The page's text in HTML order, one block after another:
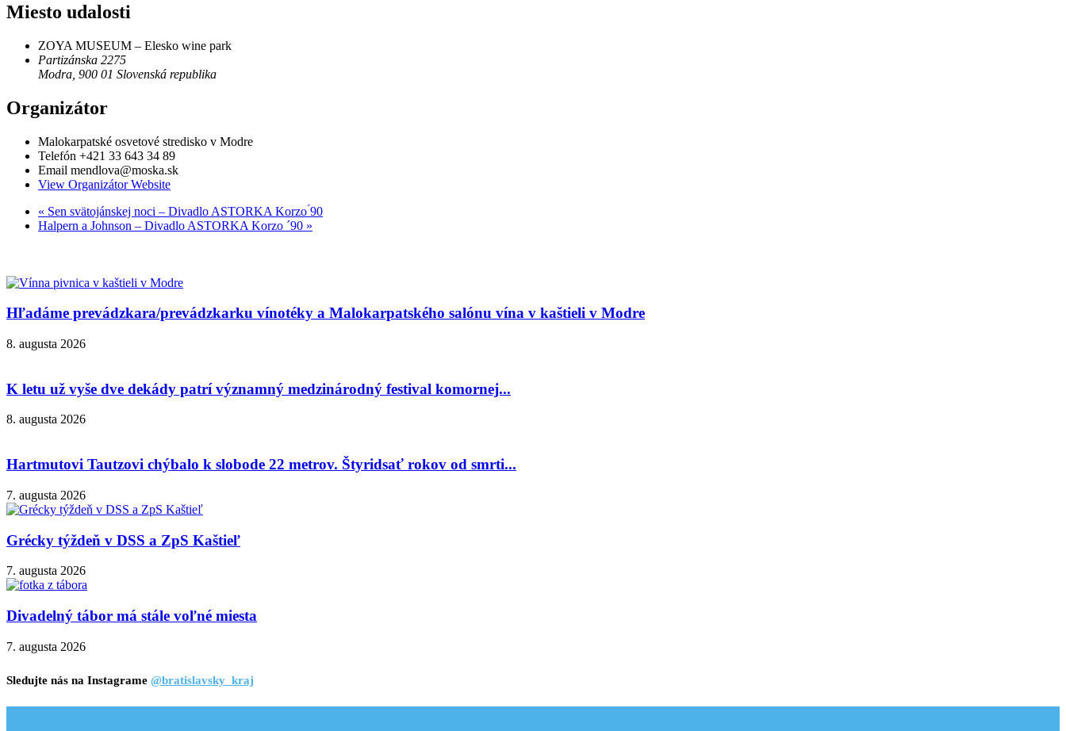
Miesto udalosti
ZOYA MUSEUM – Elesko wine park
Partizánska 2275
Modra 900 01 Slovenská republika
Organizátor
Malokarpatské osvetové stredisko v Modre
Telefón +421 33 643 34 89
Email mendlova@moska.sk
View Organizátor Website
« Sen svätojánskej noci – Divadlo ASTORKA Korzo ́90
Halpern a Johnson – Divadlo ASTORKA Korzo ´90 »
Hľadáme prevádzkara/prevádzkarku vínotéky a Malokarpatského salónu vína v kaštieli v Modre
8. augusta 2026
K letu už vyše dve dekády patrí významný medzinárodný festival komornej...
8. augusta 2026
Hartmutovi Tautzovi chýbalo k slobode 22 metrov. Štyridsať rokov od smrti...
7. augusta 2026
Grécky týždeň v DSS a ZpS Kaštieľ
7. augusta 2026
Divadelný tábor má stále voľné miesta
7. augusta 2026
Sledujte nás na Instagrame @bratislavsky_kraj